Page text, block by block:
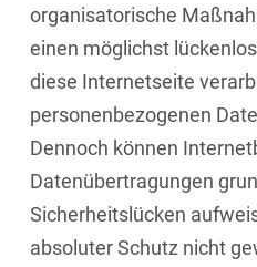
organisatorische
einen möglichst
diese Internetseite
personenbezogenen
Dennoch können
Datenübertragungen
Sicherheitslücken
absoluter Schutz nicht